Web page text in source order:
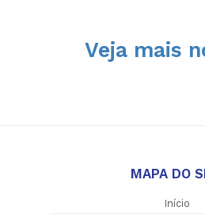
Veja mais
MAPA DO
Início